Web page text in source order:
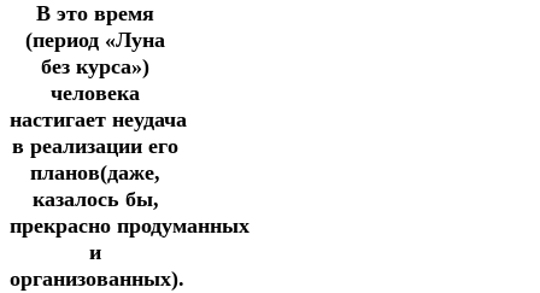
В это время
(период «Луна
без курса»)
человека
настигает неудача
в реализации его
планов(даже,
казалось бы,
прекрасно продуманных
и
организованных).